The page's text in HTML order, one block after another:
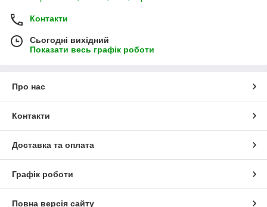
Контакти
Сьогодні вихідний
Показати весь графік роботи
Про нас
Контакти
Доставка та оплата
Графік роботи
Повна версія сайту